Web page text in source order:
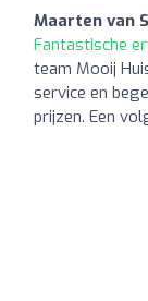
Maarten van
Fantastische
team Mooij
service en
prijzen. Een